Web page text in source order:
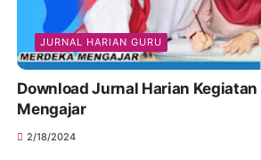
JURNAL HARIAN GURU
Download Jurnal Harian
Mengajar
2/18/2024